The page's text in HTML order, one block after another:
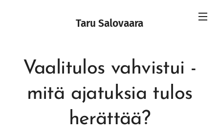
Taru Salovaara
Vaalitulos vahvistui -
mitä ajatuksia tulos
herättää?